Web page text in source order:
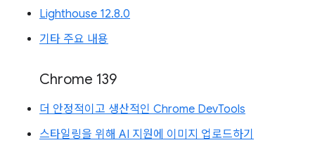
Lighthouse 12.8.0
기타 주요 내용
Chrome 139
더 안정적이고 생산적인 Chrome DevTools
스타일링을 위해 AI 지원에 이미지 업로드하기